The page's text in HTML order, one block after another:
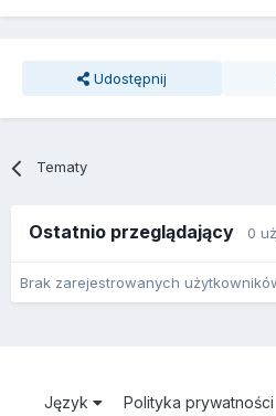
Udostępnij
Tematy
Ostatnio przeglądający 0
Brak zarejestrowanych
Język Polityka prywatności